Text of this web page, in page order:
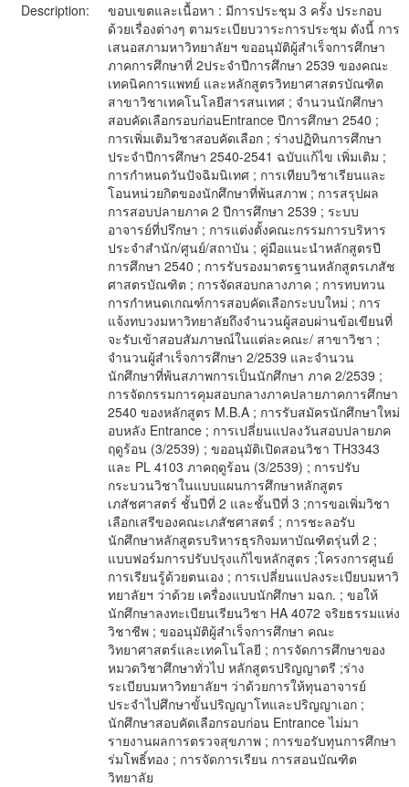
Description:
ขอบเขตและเนื้อหา : มีการประชุม 3 ครั้ง ประกอบ
ด้วยเรื่องต่างๆ ตามระเบียบวาระการประชุม ดังนี้ การ
เสนอสภามหาวิทยาลัยฯ ขออนุมัติผู้สำเร็จการศึกษา
ภาคการศึกษาที่ 2ประจำปีการศึกษา 2539 ของคณะ
เทคนิคการแพทย์ และหลักสูตรวิทยาศาสตรบัณฑิต
สาขาวิชาเทคโนโลยีสารสนเทศ ; จำนวนนักศึกษา
สอบคัดเลือกรอบก่อนEntrance ปีการศึกษา 2540 ;
การเพิ่มเติมวิชาสอบคัดเลือก ; ร่างปฏิทินการศึกษา
ประจำปีการศึกษา 2540-2541 ฉบับแก้ไข เพิ่มเติม ;
การกำหนดวันปัจฉิมนิเทศ ; การเทียบวิชาเรียนและ
โอนหน่วยกิตของนักศึกษาที่พ้นสภาพ ; การสรุปผล
การสอบปลายภาค 2 ปีการศึกษา 2539 ; ระบบ
อาจารย์ที่ปรึกษา ; การแต่งตั้งคณะกรรมการบริหาร
ประจำสำนัก/ศูนย์/สถาบัน ; คู่มือแนะนำหลักสูตรปี
การศึกษา 2540 ; การรับรองมาตรฐานหลักสูตรเภสัช
ศาสตรบัณฑิต ; การจัดสอบกลางภาค ; การทบทวน
การกำหนดเกณฑ์การสอบคัดเลือกระบบใหม่ ; การ
แจ้งทบวงมหาวิทยาลัยถึงจำนวนผู้สอบผ่านข้อเขียนที่
จะรับเข้าสอบสัมภาษณ์ในแต่ละคณะ/ สาขาวิชา ;
จำนวนผู้สำเร็จการศึกษา 2/2539 และจำนวน
นักศึกษาที่พ้นสภาพการเป็นนักศึกษา ภาค 2/2539 ;
การจัดกรรมการคุมสอบกลางภาคปลายภาคการศึกษา
2540 ของหลักสูตร M.B.A ; การรับสมัครนักศึกษาใหม่
อบหลัง Entrance ; การเปลี่ยนแปลงวันสอบปลายภค
ฤดูร้อน (3/2539) ; ขออนุมัติเปิดสอนวิชา TH3343
และ PL 4103 ภาคฤดูร้อน (3/2539) ; การปรับ
กระบวนวิชาในแบบแผนการศึกษาหลักสูตร
เภสัชศาสตร์ ชั้นปีที่ 2 และชั้นปีที่ 3 ;การขอเพิ่มวิชา
เลือกเสรีของคณะเภสัชศาสตร์ ; การชะลอรับ
นักศึกษาหลักสูตรบริหารธุรกิจมหาบัณฑิตรุ่นที่ 2 ;
แบบฟอร์มการปรับปรุงแก้ไขหลักสูตร ;โครงการศูนย์
การเรียนรู้ด้วยตนเอง ; การเปลี่ยนแปลงระเบียบมหาวิ
ทยาลัยฯ ว่าด้วย เครื่องแบบนักศึกษา มฉก. ; ขอให้
นักศึกษาลงทะเบียนเรียนวิชา HA 4072 จริยธรรมแห่ง
วิชาชีพ ; ขออนุมัติผู้สำเร็จการศึกษา คณะ
วิทยาศาสตร์และเทคโนโลยี ; การจัดการศึกษาของ
หมวดวิชาศึกษาทั่วไป หลักสูตรปริญญาตรี ;ร่าง
ระเบียบมหาวิทยาลัยฯ ว่าด้วยการให้ทุนอาจารย์
ประจำไปศึกษาขั้นปริญญาโทและปริญญาเอก ;
นักศึกษาสอบคัดเลือกรอบก่อน Entrance ไม่มา
รายงานผลการตรวจสุขภาพ ; การขอรับทุนการศึกษา
ร่มโพธิ์ทอง ; การจัดการเรียน การสอนบัณฑิต
วิทยาลัย